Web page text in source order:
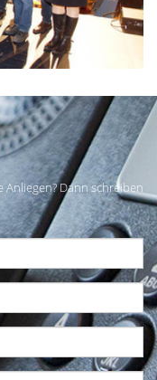
Anliegen? Dann schreiben